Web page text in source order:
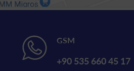
GSM
+90 535 660 45 17